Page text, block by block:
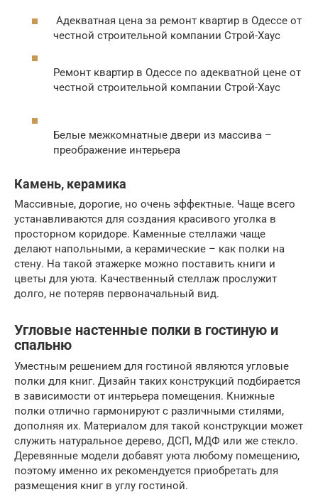
Адекватная цена за ремонт квартир в Одессе от
честной строительной компании Строй-Хаус
Ремонт квартир в Одессе по адекватной цене от
честной строительной компании Строй-Хаус
Белые межкомнатные двери из массива –
преображение интерьера
Камень, керамика
Массивные, дорогие, но очень эффектные. Чаще всего
устанавливаются для создания красивого уголка в
просторном коридоре. Каменные стеллажи чаще
делают напольными, а керамические – как полки на
стену. На такой этажерке можно поставить книги и
цветы для уюта. Качественный стеллаж прослужит
долго, не потеряв первоначальный вид.
Угловые настенные полки в гостиную и
спальню
Уместным решением для гостиной являются угловые
полки для книг. Дизайн таких конструкций подбирается
в зависимости от интерьера помещения. Книжные
полки отлично гармонируют с различными стилями,
дополняя их. Материалом для такой конструкции может
служить натуральное дерево, ДСП, МДФ или же стекло.
Деревянные модели добавят уюта любому помещению,
поэтому именно их рекомендуется приобретать для
размещения книг в углу гостиной.